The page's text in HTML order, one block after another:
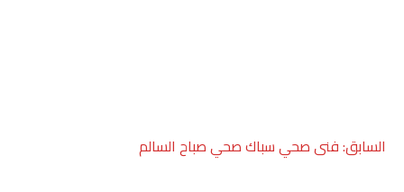
تصفّح
السابق: فنى صحي سباك صحي صباح السالم